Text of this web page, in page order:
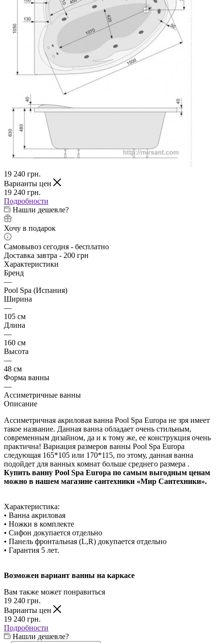
19 240 грн.
Варианты цен
19 240 грн.
Подробности
Нашли дешевле?
Хочу в подарок
Самовывоз сегодня - бесплатно
Доставка завтра - 200 грн
Характеристики
Бренд
—
Pool Spa (Испания)
Ширина
—
105 см
Длина
—
160 см
Высота
—
48 см
Форма ванны
—
Ассиметричные ванны
Описание
Ассиметричная акриловая ванна Pool Spa Europa не зря имеет
такое название. Данная ванна обладает очень стильным,
современным дизайном, да и к тому же, ее конструкция очень
практична! Вариация размеров ванны Pool Spa Europa
следующая 165*105 или 170*115, по этому, данная ванна
подойдет для ванных комнат больше среднего размера .
Купить ванну Pool Spa Europa по самым выгодным ценам
можно в нашем магазине сантехники «Мир Сантехники».
Характеристика:
• Ванна акриловая
• Ножки в комплекте
• Сифон докупается отдельно
• Панель фронтальная (L,R) докупается отдельно
• Гарантия 5 лет.
Возможен вариант ванны на каркасе
Вам также может понравиться
19 240 грн.
Варианты цен
19 240 грн.
Подробности
Нашли дешевле?